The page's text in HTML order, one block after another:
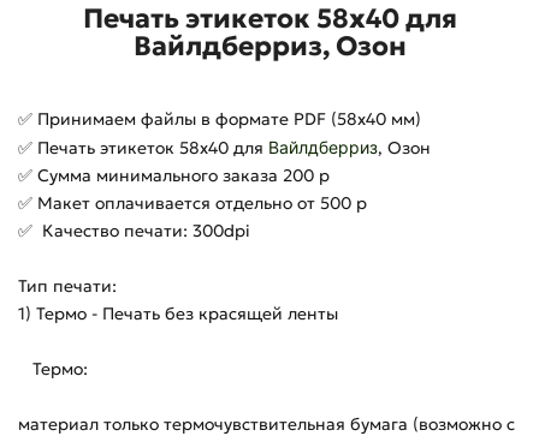
Печать этикеток 58х40 для
Вайлдберриз, Озон
✅ Принимаем файлы в формате PDF (58х40 мм)
✅ Печать этикеток 58х40 для Вайлдберриз, Озон
✅ Сумма минимального заказа 200 р
✅ Макет оплачивается отдельно от 500 р
✅ Качество печати: 300dpi
Тип печати:
1) Термо - Печать без красящей ленты
Термо:
материал только термочувствительная бумага (возможно с